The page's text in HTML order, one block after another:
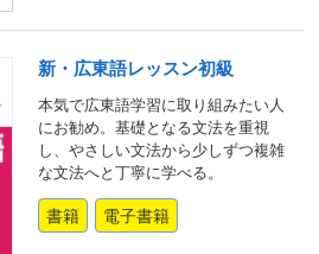
新・広東語レッスン初級
本気で広東語学習に取り組みたい人
にお勧め。基礎となる文法を重視
し、やさしい文法から少しずつ複雑
な文法へと丁寧に学べる。
書籍 電子書籍